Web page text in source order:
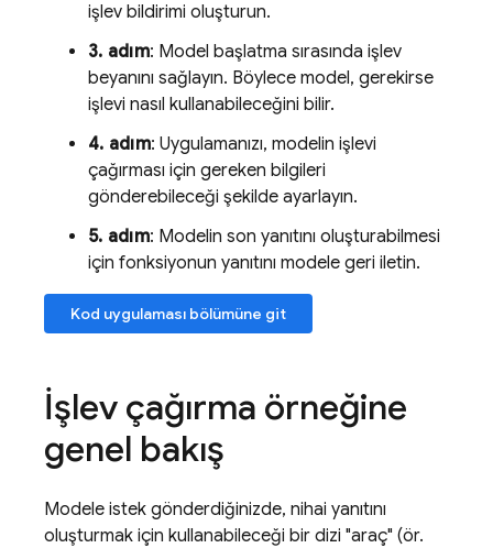
işlev bildirimi oluşturun.
3. adım: Model başlatma sırasında işlev
beyanını sağlayın. Böylece model, gerekirse
işlevi nasıl kullanabileceğini bilir.
4. adım: Uygulamanızı, modelin işlevi
çağırması için gereken bilgileri
gönderebileceği şekilde ayarlayın.
5. adım: Modelin son yanıtını oluşturabilmesi
için fonksiyonun yanıtını modele geri iletin.
Kod uygulaması bölümüne git
İşlev çağırma örneğine
genel bakış
Modele istek gönderdiğinizde, nihai yanıtını
oluşturmak için kullanabileceği bir dizi "araç" (ör.